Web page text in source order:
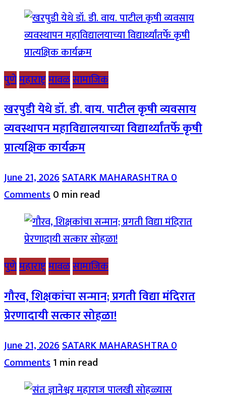
पुणेमहाराष्ट्रमावळसामाजिक
खरपुडी येथे डॉ. डी. वाय. पाटील कृषी व्यवसाय
व्यवस्थापन महाविद्यालयाच्या विद्यार्थ्यांतर्फे कृषी
प्रात्यक्षिक कार्यक्रम
June 21, 2026SATARK MAHARASHTRA0
Comments0 min read
पुणेमहाराष्ट्रमावळसामाजिक
गौरव, शिक्षकांचा सन्मान; प्रगती विद्या मंदिरात
प्रेरणादायी सत्कार सोहळा!
June 21, 2026SATARK MAHARASHTRA0
Comments1 min read